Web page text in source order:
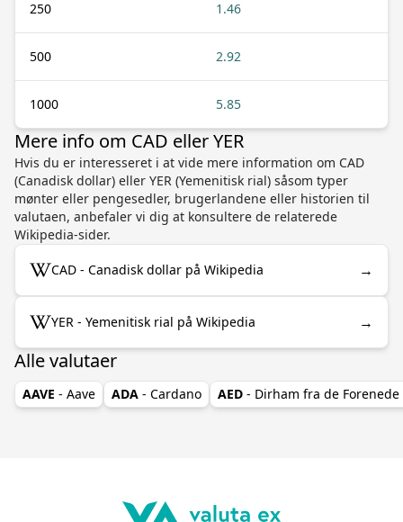
250 1.46
500 2.92
1000 5.85
Mere info om CAD eller YER
Hvis du er interesseret i at vide mere information om CAD
(Canadisk dollar) eller YER (Yemenitisk rial) såsom typer
mønter eller pengesedler, brugerlandene eller historien til
valutaen, anbefaler vi dig at konsultere de relaterede
Wikipedia-sider.
CAD - Canadisk dollar på Wikipedia →
YER - Yemenitisk rial på Wikipedia →
Alle valutaer
AAVE - Aave ADA - Cardano AED - Dirham fra de